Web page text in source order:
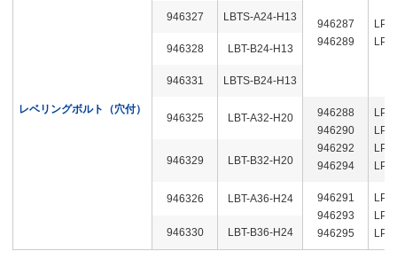
レベリングボルト（穴付）
946287
946289
946327 LBTS-A24-H13
946328 LBT-B24-H13
946331 LBTS-B24-H13
946325 LBT-A32-H20
946288
946290
946292
946294
946329 LBT-B32-H20
946326 LBT-A36-H24
946291
946293
946295
946330 LBT-B36-H24